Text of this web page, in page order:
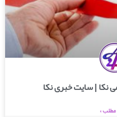
نکا | سایت خبری نکا
»